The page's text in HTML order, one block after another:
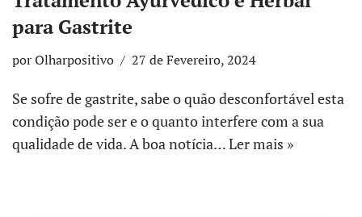
para Gastrite
porOlharpositivo 27 de Fevereiro, 2024
Se sofre de gastrite, sabe o quão desconfortável esta
condição pode ser e o quanto interfere com a sua
qualidade de vida. A boa notícia…Ler mais »